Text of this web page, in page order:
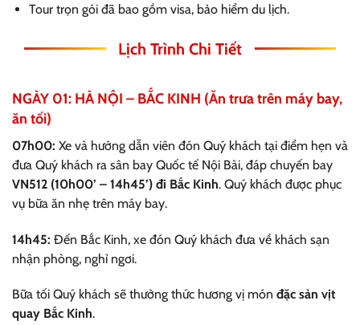
Tour trọn gói đã bao gồm visa, bảo hiểm du lịch.
Lịch Trình Chi Tiết
NGÀY 01: HÀ NỘI – BẮC KINH (Ăn trưa trên máy bay,
ăn tối)
07h00: Xe và hướng dẫn viên đón Quý khách tại điểm hẹn và
đưa Quý khách ra sân bay Quốc tế Nội Bài, đáp chuyến bay
VN512 (10h00’ – 14h45’) đi Bắc Kinh. Quý khách được phục
vụ bữa ăn nhẹ trên máy bay.
14h45: Đến Bắc Kinh, xe đón Quý khách đưa về khách sạn
nhận phòng, nghỉ ngơi.
Bữa tối Quý khách sẽ thưởng thức hương vị món đặc sản vịt
quay Bắc Kinh.